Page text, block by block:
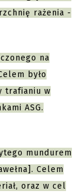
rażenia -
na
było
trafianiu w
ASG.
mundurem
Celem
oraz w cel